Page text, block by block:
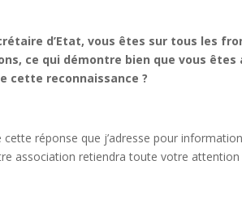
d’Etat, vous êtes sur tous les
ce qui démontre bien que vous
cette reconnaissance ?
cette réponse que j’adresse pour
association retiendra toute votre